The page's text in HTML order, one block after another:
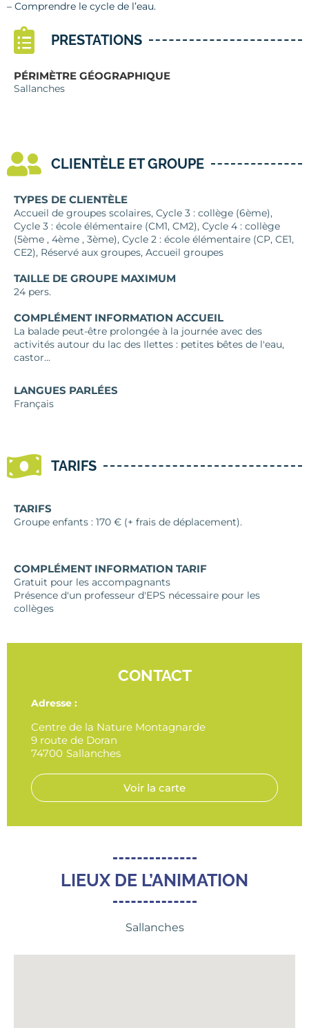
CONTACT
Adresse :
Centre de la Nature Montagnarde
9 route de Doran
74700 Sallanches
Voir la carte
– Comprendre le cycle de l’eau.
PRESTATIONS
PÉRIMÈTRE GÉOGRAPHIQUE
Sallanches
CLIENTÈLE ET GROUPE
TYPES DE CLIENTÈLE
Accueil de groupes scolaires, Cycle 3 : collège (6ème),
Cycle 3 : école élémentaire (CM1, CM2), Cycle 4 : collège
(5ème , 4ème , 3ème), Cycle 2 : école élémentaire (CP, CE1,
CE2), Réservé aux groupes, Accueil groupes
TAILLE DE GROUPE MAXIMUM
24 pers.
COMPLÉMENT INFORMATION ACCUEIL
La balade peut-être prolongée à la journée avec des
activités autour du lac des Ilettes : petites bêtes de l'eau,
castor...
LANGUES PARLÉES
Français
TARIFS
TARIFS
Groupe enfants : 170 € (+ frais de déplacement).
COMPLÉMENT INFORMATION TARIF
Gratuit pour les accompagnants
Présence d'un professeur d'EPS nécessaire pour les
collèges
LIEUX DE L’ANIMATION
Sallanches